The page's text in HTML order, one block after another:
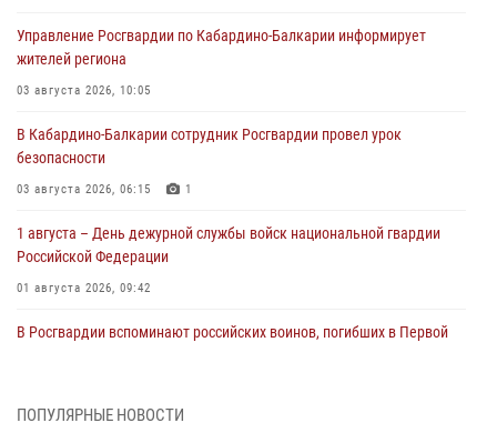
Управление Росгвардии по Кабардино-Балкарии информирует
жителей региона
03 августа 2026, 10:05
В Кабардино‑Балкарии сотрудник Росгвардии провел урок
безопасности
03 августа 2026, 06:15 1
1 августа – День дежурной службы войск национальной гвардии
Российской Федерации
01 августа 2026, 09:42
В Росгвардии вспоминают российских воинов, погибших в Первой
ПОПУЛЯРНЫЕ НОВОСТИ